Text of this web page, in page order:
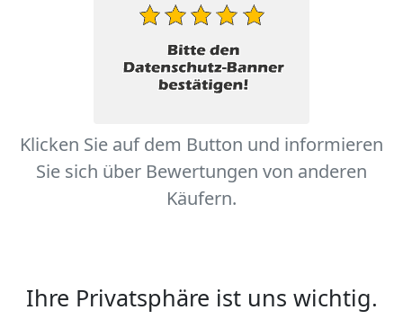
Klicken Sie auf dem Button und informieren
Sie sich über Bewertungen von anderen
Käufern.
Ihre Privatsphäre ist uns wichtig.